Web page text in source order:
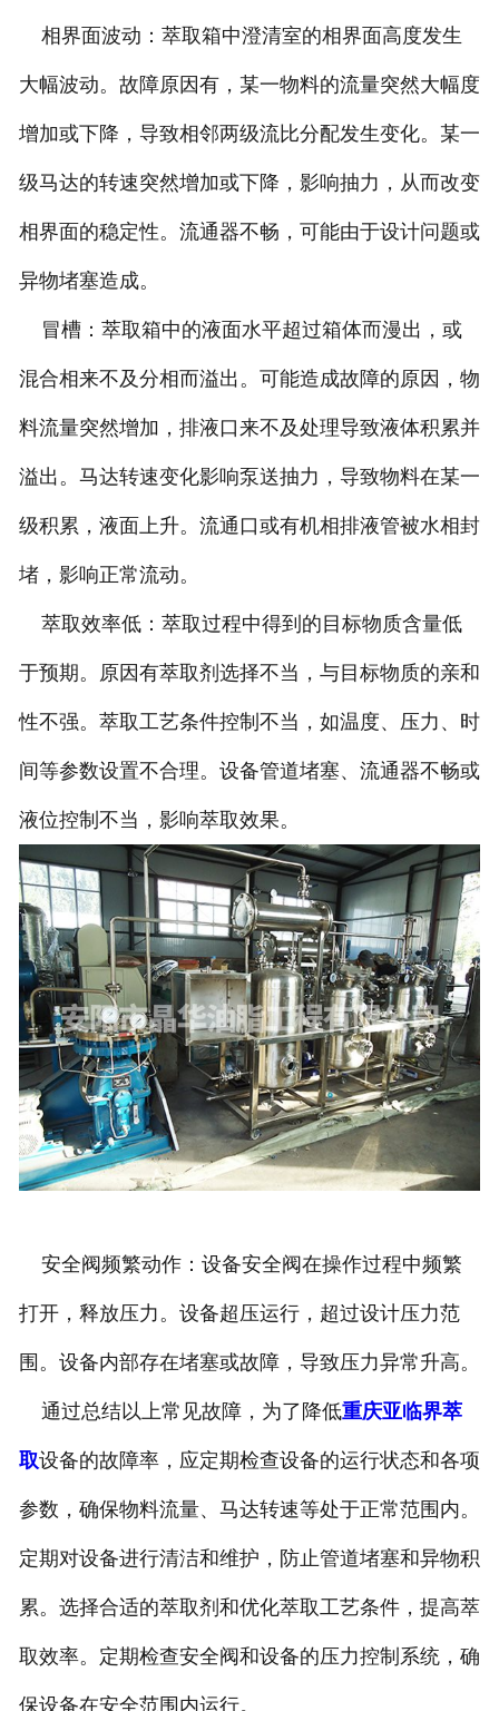
相界面波动：萃取箱中澄清室的相界面高度发生
大幅波动。故障原因有，某一物料的流量突然大幅度
增加或下降，导致相邻两级流比分配发生变化。某一
级马达的转速突然增加或下降，影响抽力，从而改变
相界面的稳定性。流通器不畅，可能由于设计问题或
异物堵塞造成。
冒槽：萃取箱中的液面水平超过箱体而漫出，或
混合相来不及分相而溢出。可能造成故障的原因，物
料流量突然增加，排液口来不及处理导致液体积累并
溢出。马达转速变化影响泵送抽力，导致物料在某一
级积累，液面上升。流通口或有机相排液管被水相封
堵，影响正常流动。
萃取效率低：萃取过程中得到的目标物质含量低
于预期。原因有萃取剂选择不当，与目标物质的亲和
性不强。萃取工艺条件控制不当，如温度、压力、时
间等参数设置不合理。设备管道堵塞、流通器不畅或
液位控制不当，影响萃取效果。
安全阀频繁动作：设备安全阀在操作过程中频繁
打开，释放压力。设备超压运行，超过设计压力范
围。设备内部存在堵塞或故障，导致压力异常升高。
通过总结以上常见故障，为了降低重庆亚临界萃
取设备的故障率，应定期检查设备的运行状态和各项
参数，确保物料流量、马达转速等处于正常范围内。
定期对设备进行清洁和维护，防止管道堵塞和异物积
累。选择合适的萃取剂和优化萃取工艺条件，提高萃
取效率。定期检查安全阀和设备的压力控制系统，确
保设备在安全范围内运行。